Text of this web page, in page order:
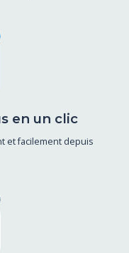
en un clic
et facilement depuis